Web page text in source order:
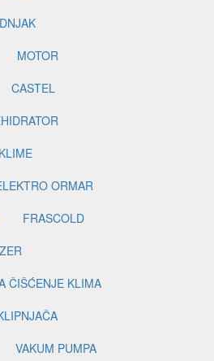
MOTOR
CASTEL
ORMAR
FRASCOLD
ČIŠĆENJE KLIMA
VAKUM PUMPA